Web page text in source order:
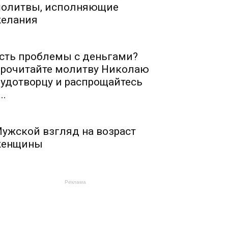
исполняющие
проблемы с деньгами?
молитву Николаю
и распрощайтесь
взгляд на возраст
Реклама